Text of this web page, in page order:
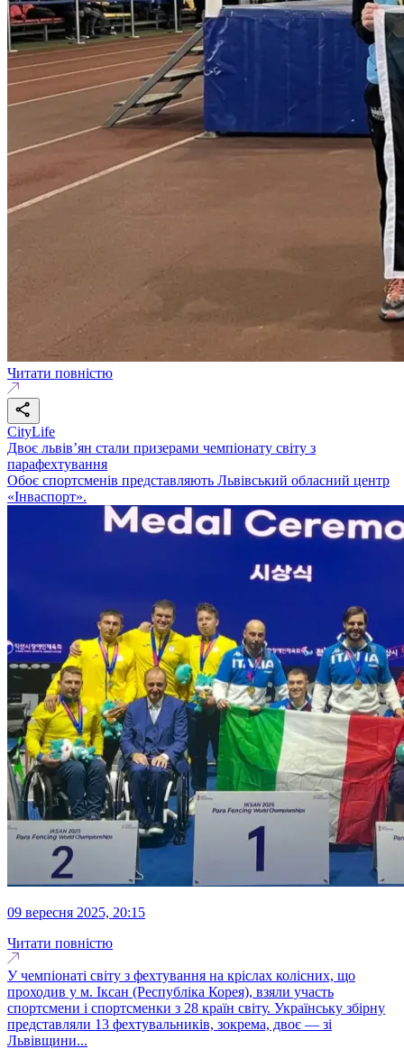
Читати повністю
CityLife
Двоє львів’ян стали призерами чемпіонату світу з
парафехтування
Обоє спортсменів представляють Львівський обласний центр
«Інваспорт».
09 вересня 2025, 20:15
Читати повністю
У чемпіонаті світу з фехтування на кріслах колісних, що
проходив у м. Іксан (Республіка Корея), взяли участь
спортсмени і спортсменки з 28 країн світу. Українську збірну
представляли 13 фехтувальників, зокрема, двоє — зі
Львівщини...